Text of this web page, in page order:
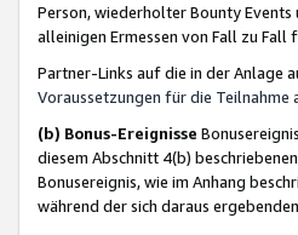
Person, wiederholter Bounty
alleinigen Ermessen von Fall zu
Partner-Links auf die in der Anlage
Voraussetzungen für die Teilnahme
(b) Bonus-Ereignisse
diesem Abschnitt 4(b)
Bonusereignis, wie im Anhang
während der sich daraus